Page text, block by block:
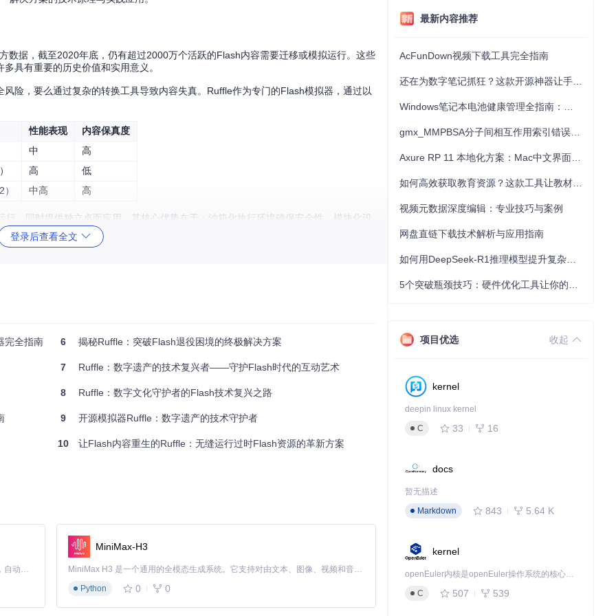
数据，截至2020年底，仍有超过2000万个活跃的Flash内容需要迁移或模拟运行。这些
具有重要的历史价值和实用意义。
险，要么通过复杂的转换工具导致内容失真。Ruffle作为专门的Flash模拟器，通过以
性能表现
内容保真度
中
高
高
低
中高 高
，同时提供独立桌面应用。其核心优势在于：沙箱化执行环境确保安全性，模块化设
作系统和浏览器中稳定运行。
项
登录后查看全文
完全指南 6 揭秘Ruffle：突破Flash退役困境的终极解决方案
7 Ruffle：数字遗产的技术复兴者——守护Flash时代的互动艺术
8 Ruffle：数字文化守护者的Flash技术复兴之路
9 开源模拟器Ruffle：数字遗产的技术守护者
10 让Flash内容重生的Ruffle：无缝运行过时Flash资源的革新方案
Claude Code 的开源替代方案。连接任意大模型，编辑代码，运行命令，自动验证 — 全自动执行。用 Rust 构建，极致性能。 ｜ An open-source alternative to Claude Code. Connect any LLM, edit code, run commands, and verify changes — autonomously. Built in Rust for speed. Get Started
MiniMax-H3
MiniMax H3 是一个通用的全模态生成系统。它支持对由文本、图像、视频和音频组成的多模态上下文进行统一理解，并能生成分辨率高达 2K、时长可达 15 秒的带原生立体声音频的视频。得益于面向任务泛化的系统设计，H3 在预训练阶段就已具备广泛的多模态上下文理解与生成能力，能够出色地执行复杂的多模态指令。
Python
0 0
最新内容推荐
AcFunDown视频下载工具完全指南
视频元数据深度编辑：专业技巧与案例
网盘直链下载技术解析与应用指南
项目优选 收起
kernel
deepin linux kernel
C
33 16
docs
暂无描述
Markdown
843 5.64 K
kernel
openEuler内核是openEuler操作系统的核心，既是系统性能与稳定性的基石，也是连接处理器、设备与服务的桥梁。
C
507 539